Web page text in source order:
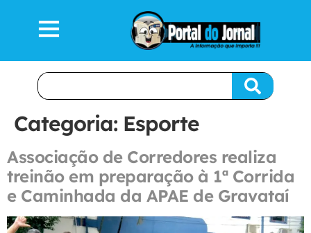
Categoria: Esporte
Associação de Corredores realiza
treinão em preparação à 1ª Corrida
e Caminhada da APAE de Gravataí